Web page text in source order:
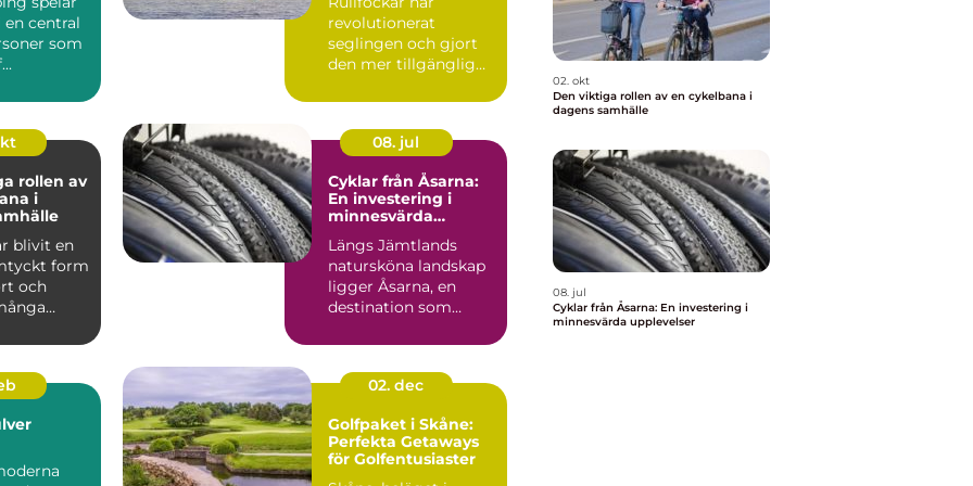
central
som
revolutionerat
seglingen och gjort
den mer tillgänglig
rollen av
i
blivit en
form
och
08. jul
Cyklar från Åsarna:
En investering i
minnesvärda
Längs Jämtlands
natursköna landskap
ligger Åsarna, en
destination som
02. dec
Golfpaket i Skåne:
Perfekta Getaways
för Golfentusiaster
02. okt
Den viktiga rollen av en cykelbana i
dagens samhälle
08. jul
Cyklar från Åsarna: En investering i
minnesvärda upplevelser